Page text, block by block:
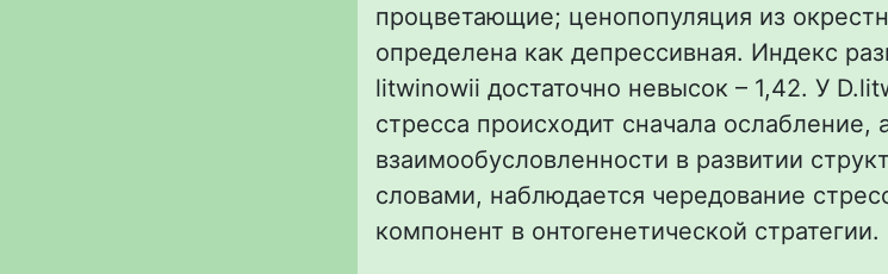
процветающие; ценопопуляция из
определена как депрессивная. Индекс
litwinowii достаточно невысок – 1,42. У
стресса происходит сначала ослабление,
взаимообусловленности в развитии
словами, наблюдается чередование
компонент в онтогенетической стратегии.